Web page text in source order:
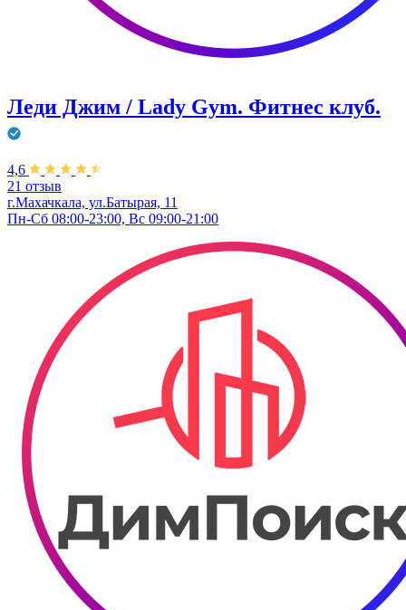
Леди Джим / Lady Gym. Фитнес клуб.
4,6
21 отзыв
г.Махачкала, ул.Батырая, 11
Пн-Сб 08:00-23:00, Вс 09:00-21:00